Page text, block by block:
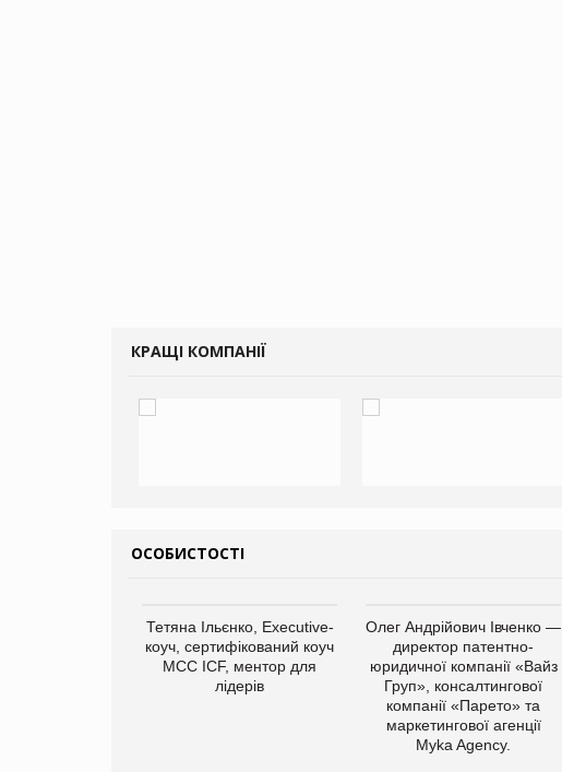
КРАЩІ КОМПАНІЇ
ОСОБИСТОСТІ
Тетяна Ільєнко, Executive-
коуч, сертифікований коуч
МСС ICF, ментор для
лідерів
Олег Андрійович Івченко —
директор патентно-
юридичної компанії «Вайз
Груп», консалтингової
компанії «Парето» та
маркетингової агенції
Myka Agency.